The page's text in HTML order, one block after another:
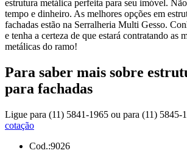
estrutura metálica perfeita para seu imóvel.
tempo e dinheiro. As melhores opções em
fachadas estão na Serralheria Multi Gesso.
e tenha a certeza de que estará contratando as
metálicas do ramo!
Para saber mais sobre
para fachadas
Ligue para (11) 5841-1965 ou para (11) 5845-
cotação
Cod.:9026